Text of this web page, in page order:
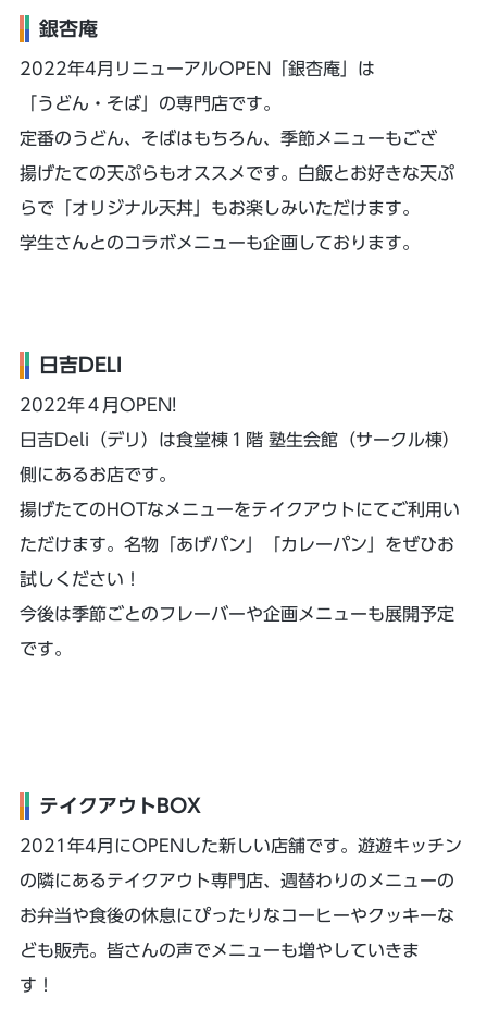
銀杏庵
2022年4月リニューアルOPEN「銀杏庵」は
「うどん・そば」の専門店です。
定番のうどん、そばはもちろん、季節メニューもござ
揚げたての天ぷらもオススメです。白飯とお好きな天ぷ
らで「オリジナル天丼」もお楽しみいただけます。
学生さんとのコラボメニューも企画しております。
日吉DELI
2022年４月OPEN!
日吉Deli（デリ）は食堂棟１階 塾生会館（サークル棟）
側にあるお店です。
揚げたてのHOTなメニューをテイクアウトにてご利用い
ただけます。名物「あげパン」「カレーパン」をぜひお
試しください！
今後は季節ごとのフレーバーや企画メニューも展開予定
です。
テイクアウトBOX
2021年4月にOPENした新しい店舗です。遊遊キッチン
の隣にあるテイクアウト専門店、週替わりのメニューの
お弁当や食後の休息にぴったりなコーヒーやクッキーな
ども販売。皆さんの声でメニューも増やしていきま
す！